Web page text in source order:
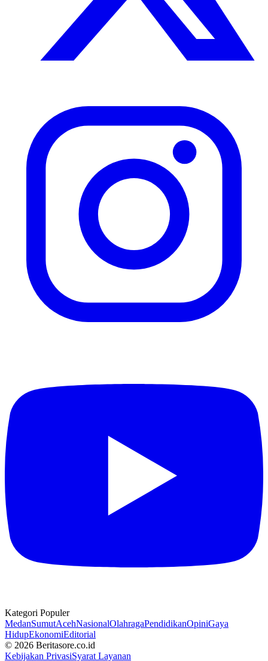
Kategori Populer
MedanSumutAcehNasionalOlahragaPendidikanOpiniGaya
HidupEkonomiEditorial
© 2026 Beritasore.co.id
Kebijakan PrivasiSyarat Layanan